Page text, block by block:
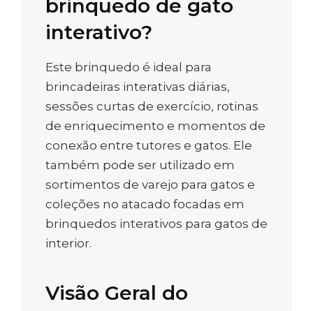
brinquedo de gato
interativo?
Este brinquedo é ideal para
brincadeiras interativas diárias,
sessões curtas de exercício, rotinas
de enriquecimento e momentos de
conexão entre tutores e gatos. Ele
também pode ser utilizado em
sortimentos de varejo para gatos e
coleções no atacado focadas em
brinquedos interativos para gatos de
interior.
Visão Geral do